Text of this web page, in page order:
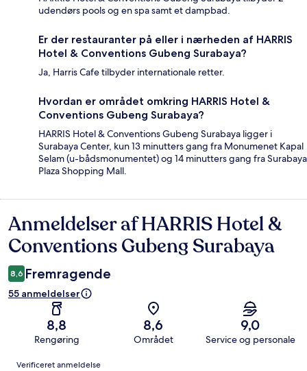
udendørs pools og en spa samt et dampbad.
Er der restauranter på eller i nærheden af HARRIS
Hotel & Conventions Gubeng Surabaya?
Ja, Harris Cafe tilbyder internationale retter.
Hvordan er området omkring HARRIS Hotel &
Conventions Gubeng Surabaya?
HARRIS Hotel & Conventions Gubeng Surabaya ligger i
Surabaya Center, kun 13 minutters gang fra Monumenet Kapal
Selam (u-bådsmonumentet) og 14 minutters gang fra Surabaya
Plaza Shopping Mall.
Anmeldelser
Anmeldelser af HARRIS Hotel &
Conventions Gubeng Surabaya
8,6 Fremragende
55 anmeldelser
8,8
Rengøring
8,6
Området
9,0
Service og personale
Anmeldelser
Verificeret anmeldelse